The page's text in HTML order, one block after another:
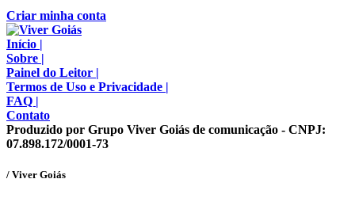
Criar minha conta
Início |
Sobre |
Painel do Leitor |
Termos de Uso e Privacidade |
FAQ |
Contato
Produzido por Grupo Viver Goiás de comunicação - CNPJ:
07.898.172/0001-73
/ Viver Goiás